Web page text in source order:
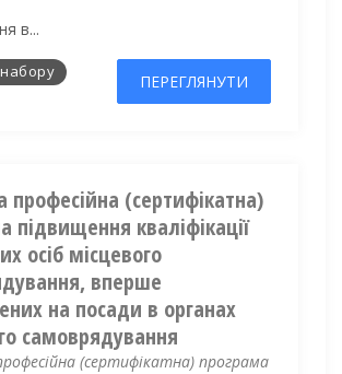
в...
ПЕРЕГЛЯНУТИ
професійна (сертифікатна)
підвищення кваліфікації
осіб місцевого
вперше
на посади в органах
самоврядування
(сертифікатна) програма